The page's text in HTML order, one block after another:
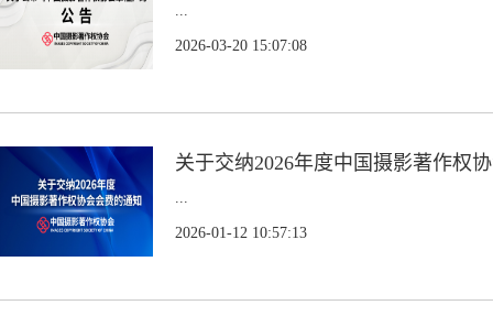
...
2026-03-20 15:07:08
关于交纳2026年度中国摄影著作权
...
2026-01-12 10:57:13